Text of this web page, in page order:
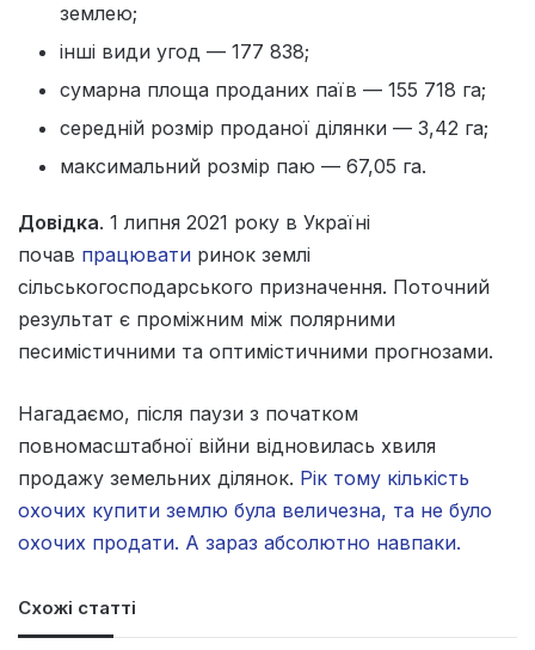
землею;
інші види угод — 177 838;
сумарна площа проданих паїв — 155 718 га;
середній розмір проданої ділянки — 3,42 га;
максимальний розмір паю — 67,05 га.
Довідка. 1 липня 2021 року в Україні
почав працювати ринок землі
сільськогосподарського призначення. Поточний
результат є проміжним між полярними
песимістичними та оптимістичними прогнозами.
Нагадаємо, після паузи з початком
повномасштабної війни відновилась хвиля
продажу земельних ділянок. Рік тому кількість
охочих купити землю була величезна, та не було
охочих продати. А зараз абсолютно навпаки.
Схожі статті